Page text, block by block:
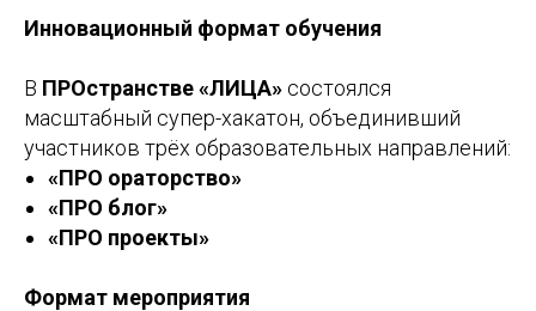
Инновационный формат обучения
В ПРОстранстве «ЛИЦА» состоялся
масштабный супер-хакатон, объединивший
участников трёх образовательных направлений:
«ПРО ораторство»
«ПРО блог»
«ПРО проекты»
Формат мероприятия